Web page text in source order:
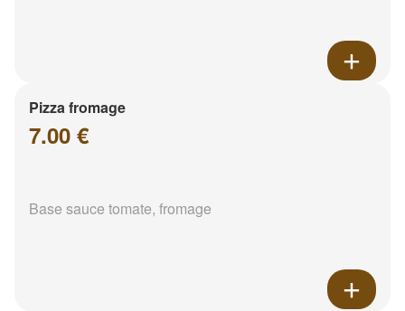
Pizza fromage
7.00 €
Base sauce tomate, fromage